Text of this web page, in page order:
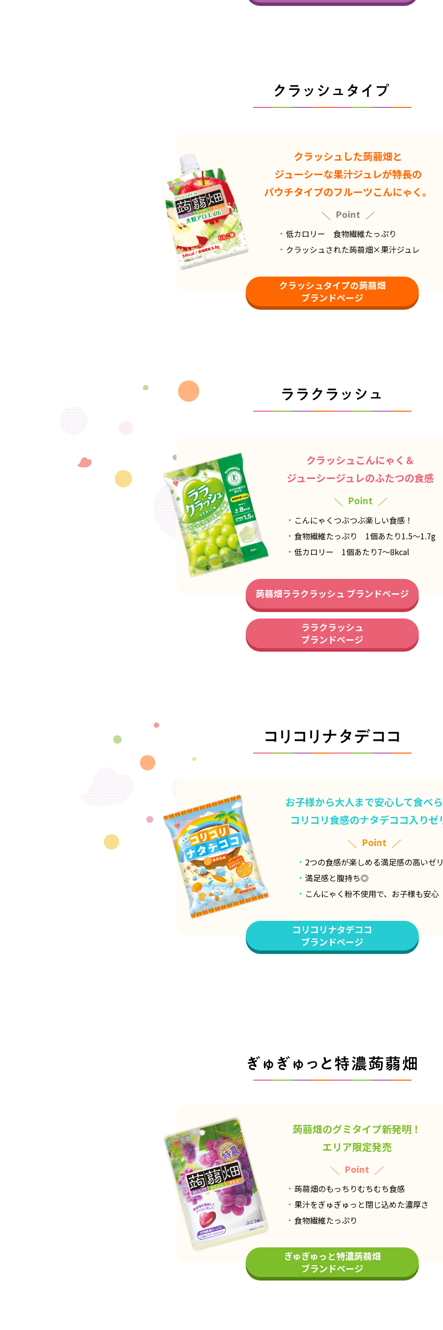
クラッシュした蒟蒻畑と
ジューシーな果汁ジュレが特長の
パウチタイプのフルーツこんにゃく。
低カロリー 食物繊維たっぷり
クラッシュされた蒟蒻畑×果汁ジュレ
クラッシュタイプの蒟蒻畑
ブランドページ
クラッシュこんにゃく＆
ジューシージュレのふたつの食感
こんにゃくつぶつぶ楽しい食感！
食物繊維たっぷり 1個あたり1.5〜1.7g
低カロリー 1個あたり7〜8kcal
蒟蒻畑ララクラッシュ ブランドページ
ララクラッシュ
ブランドページ
お子様から大人まで安心して食べ
コリコリ食感のナタデココ入りゼ
2つの食感が楽しめる満足感の高いゼ
満足感と腹持ち◎
こんにゃく粉不使用で、お子様も安心
コリコリナタデココ
ブランドページ
蒟蒻畑のグミタイプ新発明！
エリア限定発売
蒟蒻畑のもっちりむちむち食感
果汁をぎゅぎゅっと閉じ込めた濃厚さ
食物繊維たっぷり
ぎゅぎゅっと特濃蒟蒻畑
ブランドページ